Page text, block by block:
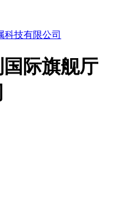
际旗舰厅